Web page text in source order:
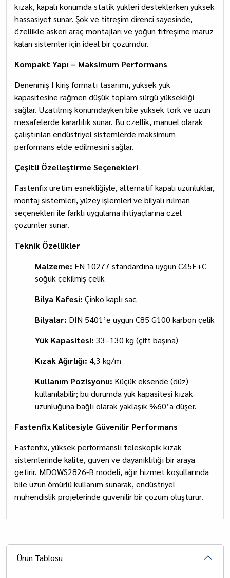
kızak, kapalı konumda statik yükleri desteklerken yüksek
hassasiyet sunar. Şok ve titreşim direnci sayesinde,
özellikle askeri araç montajları ve yoğun titreşime maruz
kalan sistemler için ideal bir çözümdür.
Kompakt Yapı – Maksimum Performans
Denenmiş I kiriş formatı tasarımı, yüksek yük
kapasitesine rağmen düşük toplam sürgü yüksekliği
sağlar. Uzatılmış konumdayken bile yüksek tork ve uzun
mesafelerde kararlılık sunar. Bu özellik, manuel olarak
çalıştırılan endüstriyel sistemlerde maksimum
performans elde edilmesini sağlar.
Çeşitli Özelleştirme Seçenekleri
Fastenfix üretim esnekliğiyle, alternatif kapalı uzunluklar,
montaj sistemleri, yüzey işlemleri ve bilyalı rulman
seçenekleri ile farklı uygulama ihtiyaçlarına özel
çözümler sunar.
Teknik Özellikler
Malzeme: EN 10277 standardına uygun C45E+C
soğuk çekilmiş çelik
Bilya Kafesi: Çinko kaplı sac
Bilyalar: DIN 5401’e uygun C85 G100 karbon çelik
Yük Kapasitesi: 33–130 kg (çift başına)
Kızak Ağırlığı: 4,3 kg/m
Kullanım Pozisyonu: Küçük eksende (düz)
kullanılabilir; bu durumda yük kapasitesi kızak
uzunluğuna bağlı olarak yaklaşık %60’a düşer.
Fastenfix Kalitesiyle Güvenilir Performans
Fastenfix, yüksek performanslı teleskopik kızak
sistemlerinde kalite, güven ve dayanıklılığı bir araya
getirir. MDOWS2826-B modeli, ağır hizmet koşullarında
bile uzun ömürlü kullanım sunarak, endüstriyel
mühendislik projelerinde güvenilir bir çözüm oluşturur.
Ürün Tablosu